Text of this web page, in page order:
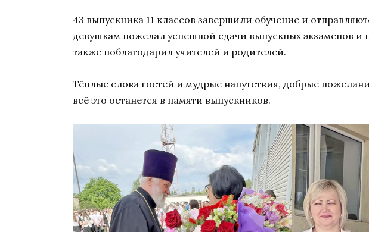
43 выпускника 11 классов завершили обучение и
девушкам пожелал успешной сдачи выпускных
также поблагодарил учителей и родителей.
Тёплые слова гостей и мудрые напутствия, добрые
всё это останется в памяти выпускников.